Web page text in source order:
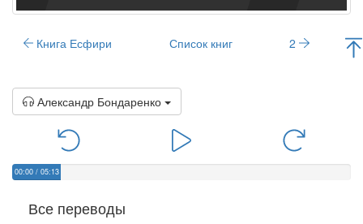
Книга Есфири Список книг 2
Александр Бондаренко
00:00 / 05:13
Все переводы